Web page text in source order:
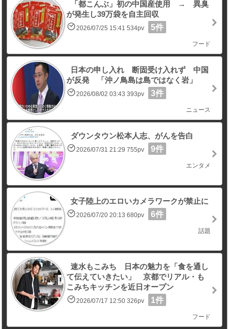
「都こんぶ」初の中国産使用 → 異臭
が発生し39万袋を自主回収
2026/07/25 15:41 534pv 5件
フード
日本の申し入れ 断固受け入れず 中国
が反発 「沖ノ鳥島は島ではなく岩」
2026/08/02 03:43 393pv 3件
ニュース
ダウンタウン松本人志、がんを告白
2026/07/31 21:29 755pv 9件
エンタメ
女子陸上のエロいカメラワークが禁止に
2026/07/20 20:13 680pv 6件
話題
速水もこみち 日本の魅力を「食を通し
て伝えていきたい」 京都でリアル・も
こみちキッチンを近日オープン
2026/07/17 12:50 326pv 1件
フード